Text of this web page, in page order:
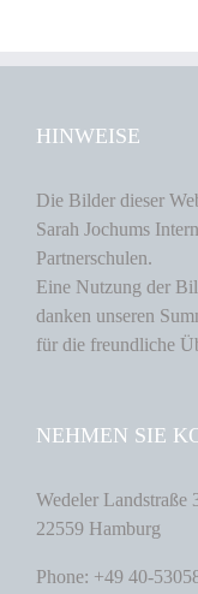
HINWEISE
Die Bilder dieser
Sarah Jochums
Partnerschulen.
Eine Nutzung der
danken unseren
für die freundliche
NEHMEN SIE
Wedeler Landstraße
22559 Hamburg
Phone: +49 40-